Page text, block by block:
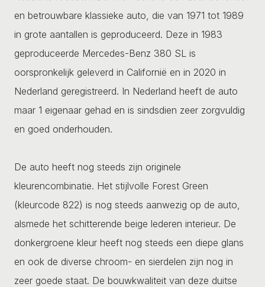
en betrouwbare klassieke auto, die van 1971 tot 1989
in grote aantallen is geproduceerd. Deze in 1983
geproduceerde Mercedes-Benz 380 SL is
oorspronkelijk geleverd in Californië en in 2020 in
Nederland geregistreerd. In Nederland heeft de auto
maar 1 eigenaar gehad en is sindsdien zeer zorgvuldig
en goed onderhouden.
De auto heeft nog steeds zijn originele
kleurencombinatie. Het stijlvolle Forest Green
(kleurcode 822) is nog steeds aanwezig op de auto,
alsmede het schitterende beige lederen interieur. De
donkergroene kleur heeft nog steeds een diepe glans
en ook de diverse chroom- en sierdelen zijn nog in
zeer goede staat. De bouwkwaliteit van deze duitse